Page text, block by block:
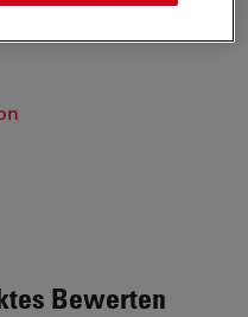
Bewerten